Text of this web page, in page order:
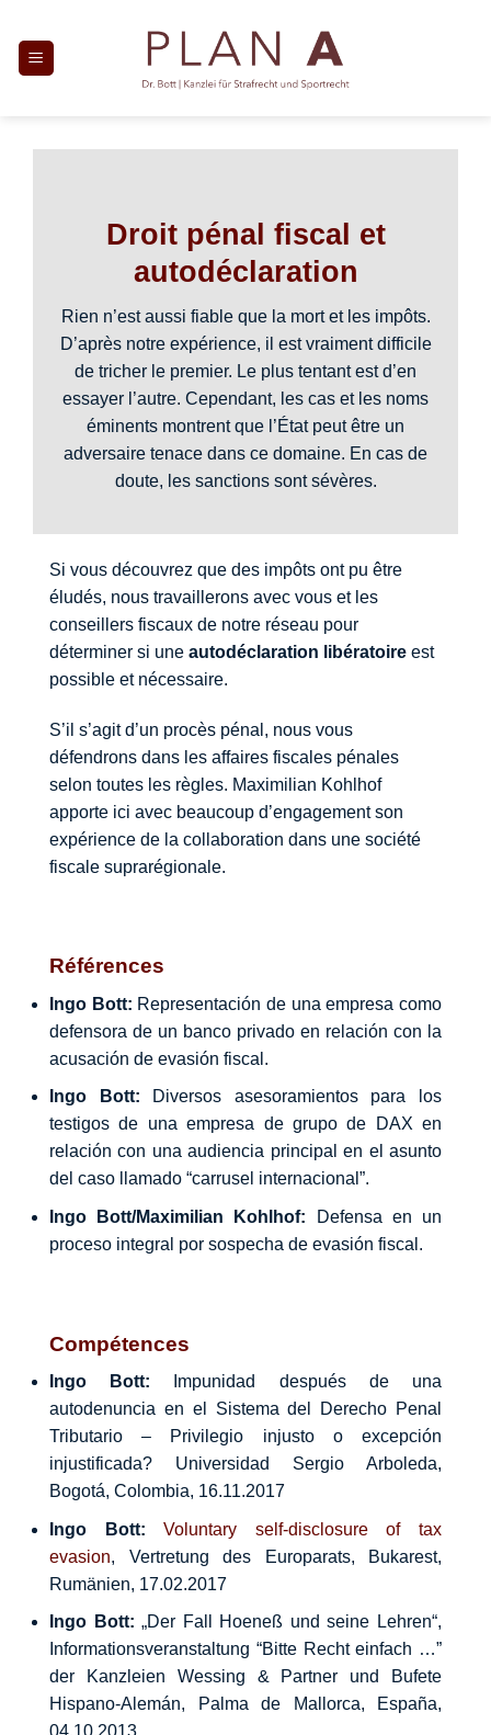
Inhalt
springen
Droit pénal fiscal et
autodéclaration
Rien n’est aussi fiable que la mort et les impôts.
D’après notre expérience, il est vraiment difficile
de tricher le premier. Le plus tentant est d’en
essayer l’autre. Cependant, les cas et les noms
éminents montrent que l’État peut être un
adversaire tenace dans ce domaine. En cas de
doute, les sanctions sont sévères.
Si vous découvrez que des impôts ont pu être
éludés, nous travaillerons avec vous et les
conseillers fiscaux de notre réseau pour
déterminer si une autodéclaration libératoire est
possible et nécessaire.
S’il s’agit d’un procès pénal, nous vous
défendrons dans les affaires fiscales pénales
selon toutes les règles. Maximilian Kohlhof
apporte ici avec beaucoup d’engagement son
expérience de la collaboration dans une société
fiscale suprarégionale.
Références
Ingo Bott: Representación de una empresa como
defensora de un banco privado en relación con la
acusación de evasión fiscal.
Ingo Bott: Diversos asesoramientos para los
testigos de una empresa de grupo de DAX en
relación con una audiencia principal en el asunto
del caso llamado “carrusel internacional”.
Ingo Bott/Maximilian Kohlhof: Defensa en un
proceso integral por sospecha de evasión fiscal.
Compétences
Ingo Bott: Impunidad después de una
autodenuncia en el Sistema del Derecho Penal
Tributario – Privilegio injusto o excepción
injustificada? Universidad Sergio Arboleda,
Bogotá, Colombia, 16.11.2017
Ingo Bott:
Voluntary self-disclosure of tax
evasion, Vertretung des Europarats, Bukarest,
Rumänien, 17.02.2017
Ingo Bott: „Der Fall Hoeneß und seine Lehren“,
Informationsveranstaltung “Bitte Recht einfach …”
der Kanzleien Wessing & Partner und Bufete
Hispano-Alemán, Palma de Mallorca, España,